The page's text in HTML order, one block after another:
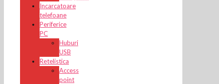
Incarcatoare
telefoane
Periferice
PC
Huburi
USB
Retelistica
Access
point